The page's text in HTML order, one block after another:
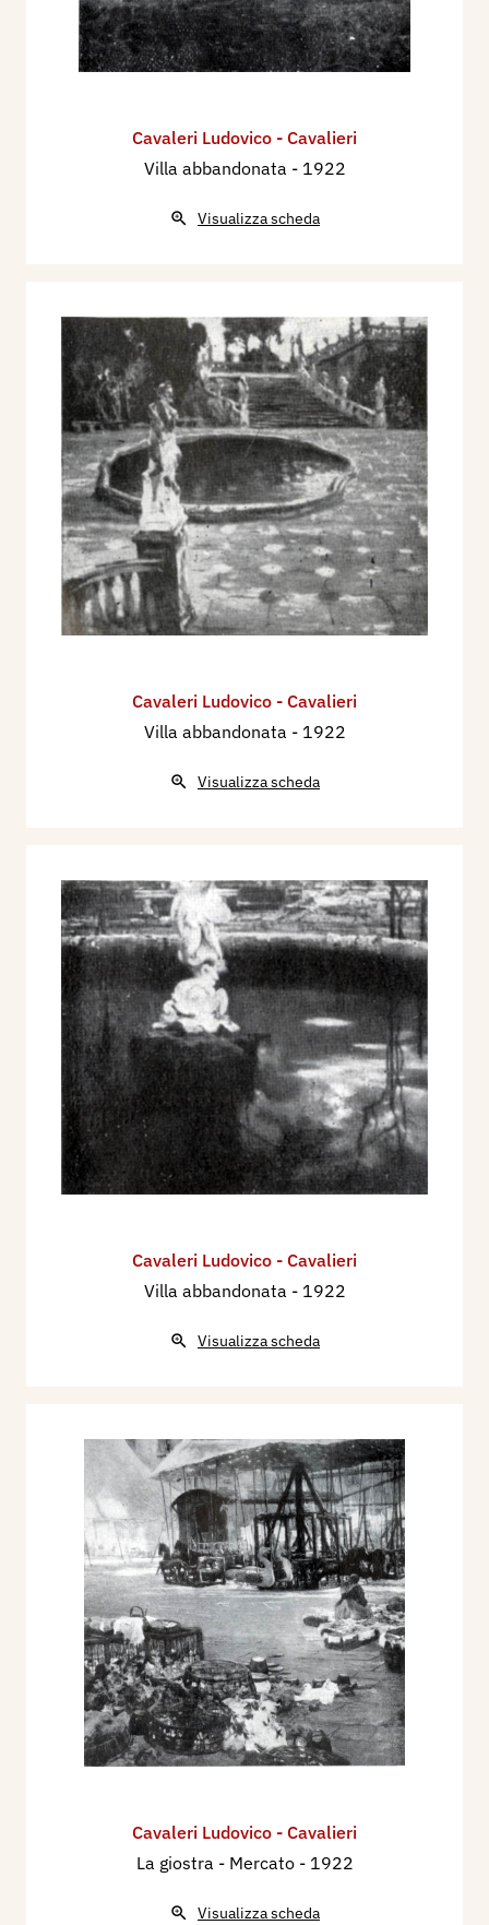
Cavaleri Ludovico - Cavalieri
Villa abbandonata - 1922
Visualizza scheda
Cavaleri Ludovico - Cavalieri
Villa abbandonata - 1922
Visualizza scheda
Cavaleri Ludovico - Cavalieri
Villa abbandonata - 1922
Visualizza scheda
Cavaleri Ludovico - Cavalieri
La giostra - Mercato - 1922
Visualizza scheda